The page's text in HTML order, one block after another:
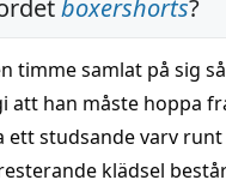
boxershorts?
timme samlat på sig
att han måste hoppa
studsande varv runt
klädsel